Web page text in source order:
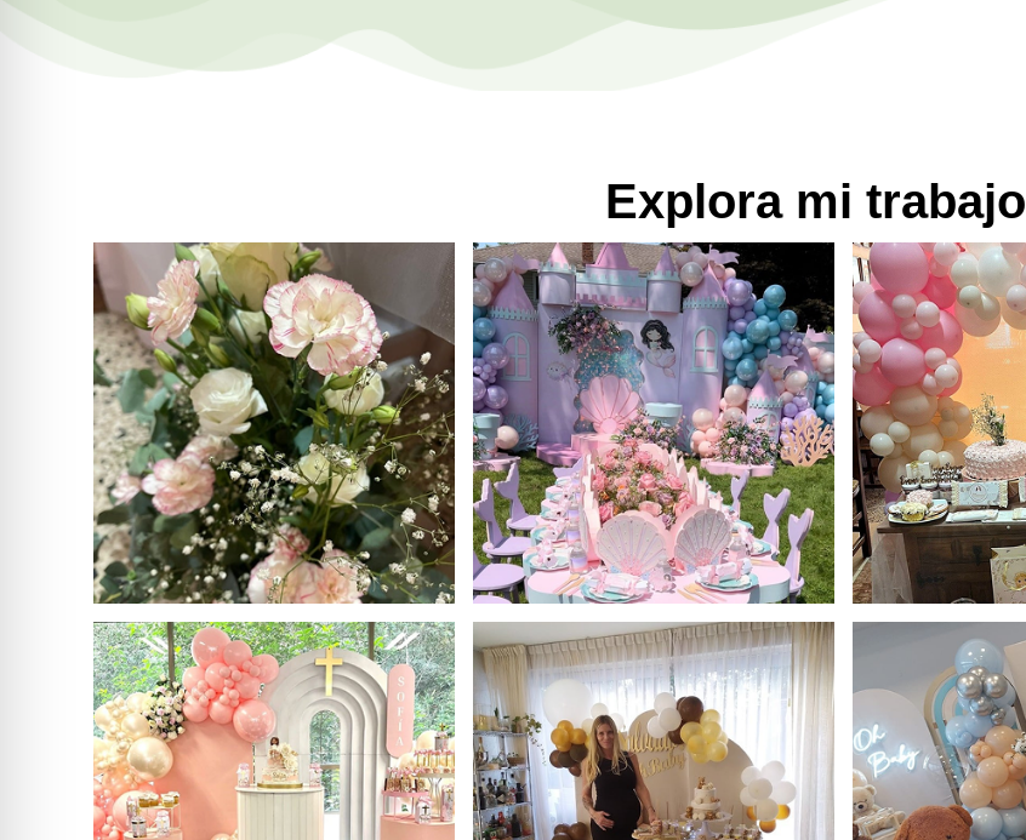
Explora mi trabajo
Imagen 1.png Imagen 2.png